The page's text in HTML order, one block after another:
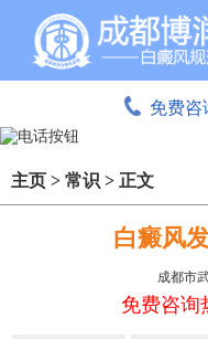
免费咨
主页 > 常识 > 正文
白癜风
成都市
免费咨询